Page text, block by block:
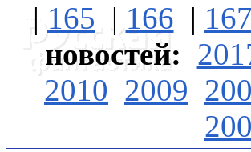
| 165 | 166 | 167
новостей:
2010 2009